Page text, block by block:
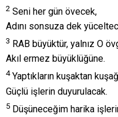
2 Seni her gün övecek,
Adını sonsuza dek
3 RAB büyüktür, yalnız O
Akıl ermez büyüklüğüne.
4Yaptıkların kuşaktan
Güçlü işlerin duyurulacak.
5 Düşüneceğim harika